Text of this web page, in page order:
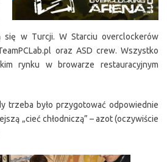
się w Turcji. W Starciu overclockerów
oraz ASD crew. Wszystko
rynku w browarze restauracyjnym
trzeba było przygotować odpowiednie
„cieć chłodniczą” – azot (oczywiście